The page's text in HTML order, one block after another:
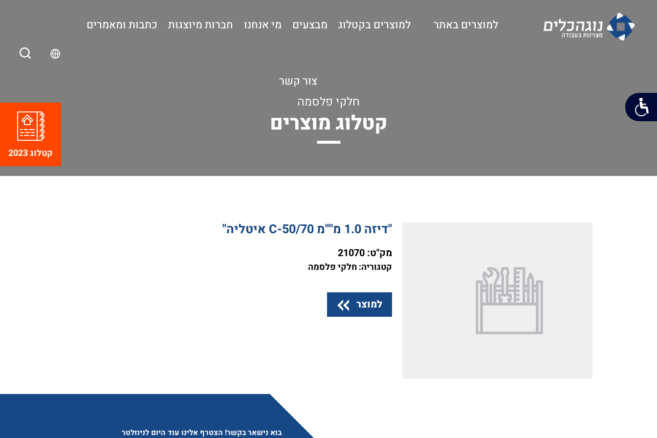
למוצרים באתר למוצרים בקטלוג מבצעים מי אנחנו חברות מיוצגות כתבות ומאמרים
צור קשר
חלקי פלסמה
קטלוג מוצרים
"דיזה 1.0 מ""מ C-50/70 איטליה"
מק"ט: 21070
קטגוריה: חלקי פלסמה
למוצר
בוא נישאר בקשר! הצטרף אלינו עוד היום לניוזלטר
קטלוג 2023